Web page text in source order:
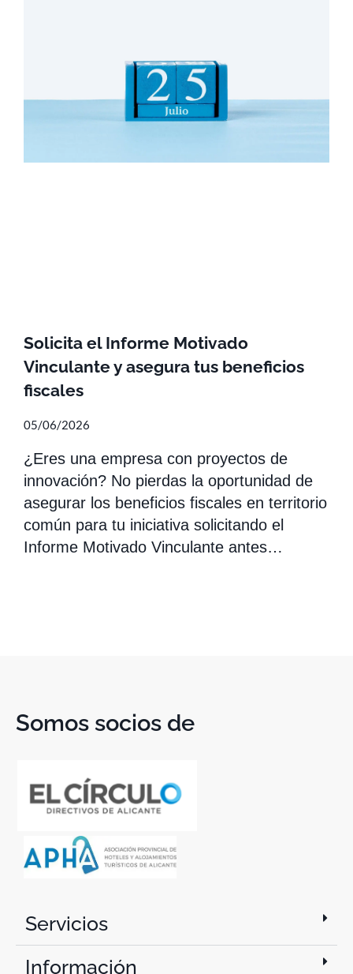
Solicita el Informe Motivado
Vinculante y asegura tus beneficios
fiscales
05/06/2026
¿Eres una empresa con proyectos de
innovación? No pierdas la oportunidad de
asegurar los beneficios fiscales en territorio
común para tu iniciativa solicitando el
Informe Motivado Vinculante antes…
Somos socios de
Servicios
Información